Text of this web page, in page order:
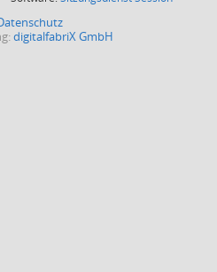
digitalfabriX GmbH